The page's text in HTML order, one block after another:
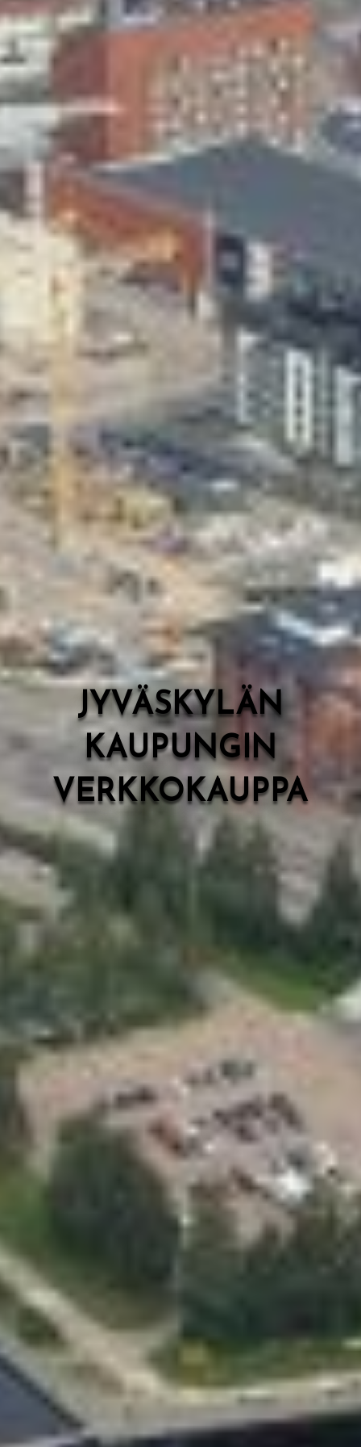
Skeittihalli
Varhaiskasvatus
Ateria- ja välipalamaksut
Mämminiemi
Taideapteekki
Kirjasto
Valon Kaupunki
Lasten Lysti & LystiKylä-festivaali
Ohje
English
JYVÄSKYLÄN
KAUPUNGIN
VERKKOKAUPPA